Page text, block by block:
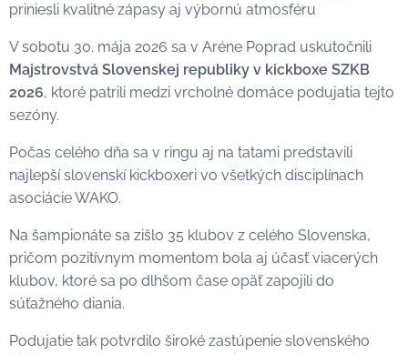
priniesli kvalitné zápasy aj výbornú atmosféru
V sobotu 30. mája 2026 sa v Aréne Poprad uskutočnili
Majstrovstvá Slovenskej republiky v kickboxe SZKB
2026, ktoré patrili medzi vrcholné domáce podujatia tejto
sezóny.
Počas celého dňa sa v ringu aj na tatami predstavili
najlepší slovenskí kickboxeri vo všetkých disciplínach
asociácie WAKO.
Na šampionáte sa zišlo 35 klubov z celého Slovenska,
pričom pozitívnym momentom bola aj účasť viacerých
klubov, ktoré sa po dlhšom čase opäť zapojili do
súťažného diania.
Podujatie tak potvrdilo široké zastúpenie slovenského